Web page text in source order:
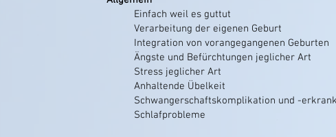
Einfach weil es guttut
Verarbeitung der eigenen Geburt
Integration von vorangegangenen Geburten
Ängste und Befürchtungen jeglicher Art
Stress jeglicher Art
Anhaltende Übelkeit
Schwangerschaftskomplikation und -
Schlafprobleme